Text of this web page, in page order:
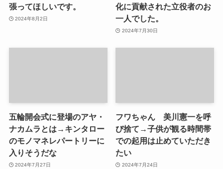
張ってほしいです。
2024年8月2日
化に貢献された立役者のお
一人でした。
2024年7月30日
五輪開会式に登場のアヤ・
ナカムラとは→キンタロー
のモノマネレパートリーに
入りそうだな
2024年7月27日
フワちゃん 美川憲一を呼
び捨て→子供が観る時間帯
での起用は止めていただき
たい
2024年7月24日